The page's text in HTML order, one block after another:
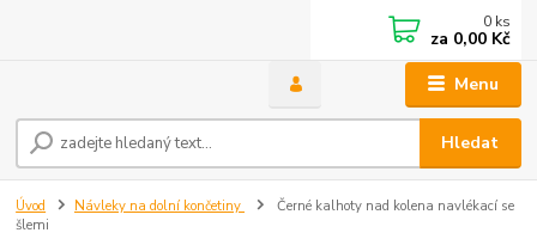
Menu
Hledat
0 ks
za 0,00 Kč
Úvod Návleky na dolní končetiny
Černé kalhoty nad kolena navlékací se
šlemi